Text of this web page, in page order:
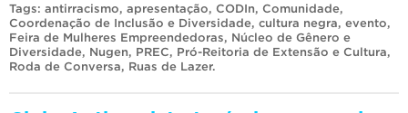
Tags: antirracismo, apresentação, CODIn, Comunidade,
Coordenação de Inclusão e Diversidade, cultura negra, evento,
Feira de Mulheres Empreendedoras, Núcleo de Gênero e
Diversidade, Nugen, PREC, Pró-Reitoria de Extensão e Cultura,
Roda de Conversa, Ruas de Lazer.